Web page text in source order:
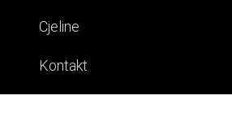
Cjeline
Kontakt